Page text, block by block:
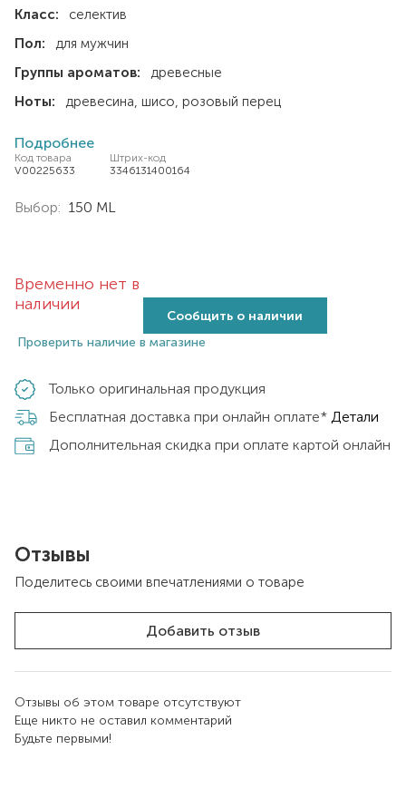
Класс:
селектив
Пол:
для мужчин
Группы ароматов:
древесные
Ноты:
древесина шисо розовый перец
Подробнее
Код товара
V00225633
Штрих-код
3346131400164
Выбор: 150 ML
Временно нет в
наличии
Сообщить о наличии
Проверить наличие в магазине
Только оригинальная продукция
Бесплатная доставка при онлайн оплате* Детали
Дополнительная скидка при оплате картой онлайн
Отзывы
Поделитесь своими впечатлениями о товаре
Добавить отзыв
Отзывы об этом товаре отсутствуют
Еще никто не оставил комментарий
Будьте первыми!